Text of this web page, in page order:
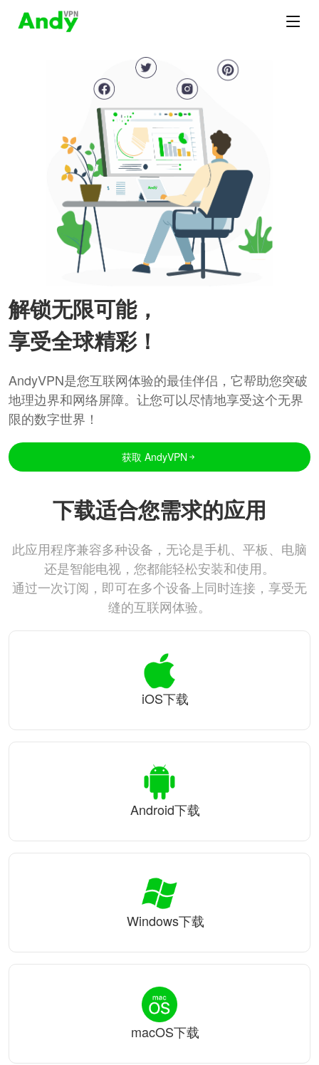
解锁无限可能，
享受全球精彩！
AndyVPN是您互联网体验的最佳伴侣，它帮助您突破
地理边界和网络屏障。让您可以尽情地享受这个无界
限的数字世界！
获取 AndyVPN
下载适合您需求的应用
此应用程序兼容多种设备，无论是手机、平板、电脑
还是智能电视，您都能轻松安装和使用。
通过一次订阅，即可在多个设备上同时连接，享受无
缝的互联网体验。
iOS下载
Android下载
Windows下载
macOS下载